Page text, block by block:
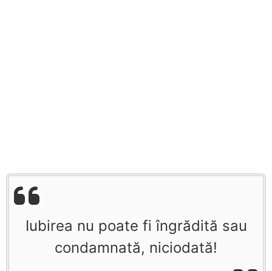
Iubirea nu poate fi îngrădită sau
condamnată, niciodată!